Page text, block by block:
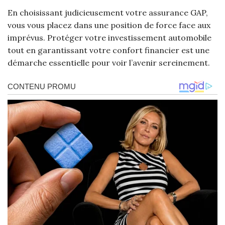
En choisissant judicieusement votre assurance GAP,
vous vous placez dans une position de force face aux
imprévus. Protéger votre investissement automobile
tout en garantissant votre confort financier est une
démarche essentielle pour voir l’avenir sereinement.